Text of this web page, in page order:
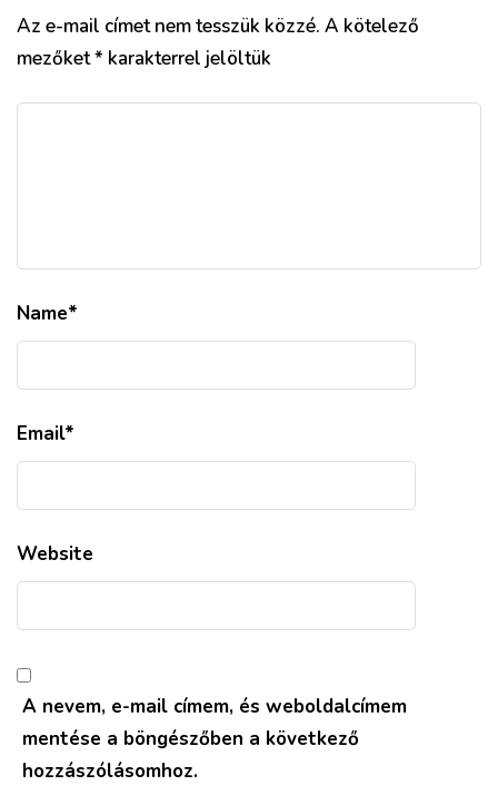
Az e-mail címet nem tesszük közzé. A kötelező
mezőket* karakterrel jelöltük
Name*
Email*
Website
A nevem, e-mail címem, és weboldalcímem
mentése a böngészőben a következő
hozzászólásomhoz.